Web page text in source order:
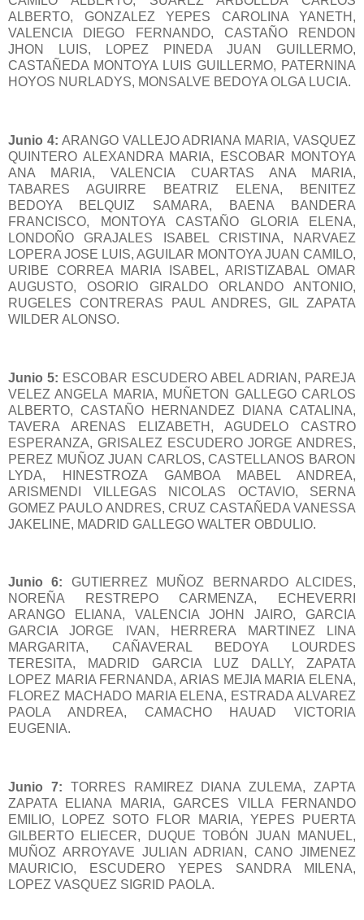
ALBERTO, GONZALEZ YEPES CAROLINA YANETH,
VALENCIA DIEGO FERNANDO, CASTAÑO RENDON
JHON LUIS, LOPEZ PINEDA JUAN GUILLERMO,
CASTAÑEDA MONTOYA LUIS GUILLERMO, PATERNINA
HOYOS NURLADYS, MONSALVE BEDOYA OLGA LUCIA.
Junio 4: ARANGO VALLEJO ADRIANA MARIA, VASQUEZ
QUINTERO ALEXANDRA MARIA, ESCOBAR MONTOYA
ANA MARIA, VALENCIA CUARTAS ANA MARIA,
TABARES AGUIRRE BEATRIZ ELENA, BENITEZ
BEDOYA BELQUIZ SAMARA, BAENA BANDERA
FRANCISCO, MONTOYA CASTAÑO GLORIA ELENA,
LONDOÑO GRAJALES ISABEL CRISTINA, NARVAEZ
LOPERA JOSE LUIS, AGUILAR MONTOYA JUAN CAMILO,
URIBE CORREA MARIA ISABEL, ARISTIZABAL OMAR
AUGUSTO, OSORIO GIRALDO ORLANDO ANTONIO,
RUGELES CONTRERAS PAUL ANDRES, GIL ZAPATA
WILDER ALONSO.
Junio 5: ESCOBAR ESCUDERO ABEL ADRIAN, PAREJA
VELEZ ANGELA MARIA, MUÑETON GALLEGO CARLOS
ALBERTO, CASTAÑO HERNANDEZ DIANA CATALINA,
TAVERA ARENAS ELIZABETH, AGUDELO CASTRO
ESPERANZA, GRISALEZ ESCUDERO JORGE ANDRES,
PEREZ MUÑOZ JUAN CARLOS, CASTELLANOS BARON
LYDA, HINESTROZA GAMBOA MABEL ANDREA,
ARISMENDI VILLEGAS NICOLAS OCTAVIO, SERNA
GOMEZ PAULO ANDRES, CRUZ CASTAÑEDA VANESSA
JAKELINE, MADRID GALLEGO WALTER OBDULIO.
Junio 6: GUTIERREZ MUÑOZ BERNARDO ALCIDES,
NOREÑA RESTREPO CARMENZA, ECHEVERRI
ARANGO ELIANA, VALENCIA JOHN JAIRO, GARCIA
GARCIA JORGE IVAN, HERRERA MARTINEZ LINA
MARGARITA, CAÑAVERAL BEDOYA LOURDES
TERESITA, MADRID GARCIA LUZ DALLY, ZAPATA
LOPEZ MARIA FERNANDA, ARIAS MEJIA MARIA ELENA,
FLOREZ MACHADO MARIA ELENA, ESTRADA ALVAREZ
PAOLA ANDREA, CAMACHO HAUAD VICTORIA
EUGENIA.
Junio 7: TORRES RAMIREZ DIANA ZULEMA, ZAPTA
ZAPATA ELIANA MARIA, GARCES VILLA FERNANDO
EMILIO, LOPEZ SOTO FLOR MARIA, YEPES PUERTA
GILBERTO ELIECER, DUQUE TOBÓN JUAN MANUEL,
MUÑOZ ARROYAVE JULIAN ADRIAN, CANO JIMENEZ
MAURICIO, ESCUDERO YEPES SANDRA MILENA,
LOPEZ VASQUEZ SIGRID PAOLA.